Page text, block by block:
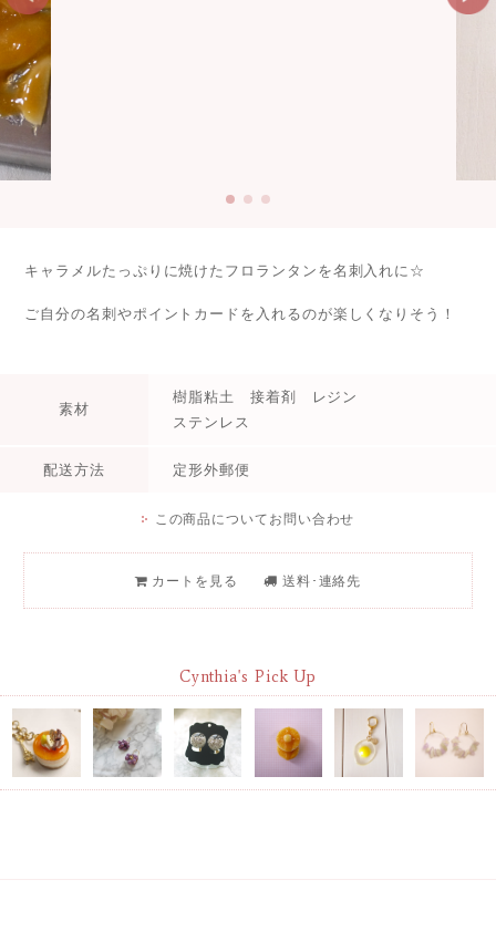
キャラメルたっぷりに焼けたフロランタンを名刺入れに☆
ご自分の名刺やポイントカードを入れるのが楽しくなりそう！
素材
樹脂粘土 接着剤 レジン
ステンレス
配送方法 定形外郵便
この商品についてお問い合わせ
カートを見る 送料･連絡先
Cynthia's Pick Up